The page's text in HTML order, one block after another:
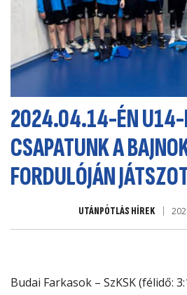
2024.04.14-ÉN U14-
CSAPATUNK A
FORDULÓJÁN
UTÁNPÓTLÁS HÍREK
Budai Farkasok – SzKSK (félidő: